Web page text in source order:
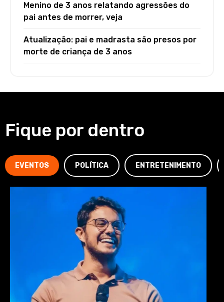
Menino de 3 anos relatando agressões do
pai antes de morrer, veja
Atualização: pai e madrasta são presos por
morte de criança de 3 anos
Fique por dentro
EVENTOS POLÍTICA ENTRETENIMENTO